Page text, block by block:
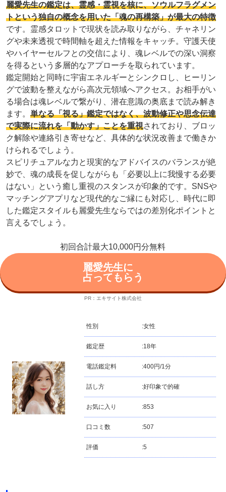
麗愛先生の鑑定は、霊感・霊視を核に、ソウルフラグメン
トという独自の概念を用いた「魂の再構築」が最大の特徴
です。霊感タロットで現状を読み取りながら、チャネリン
グや未来透視で時間軸を超えた情報をキャッチ。守護天使
やハイヤーセルフとの交信により、魂レベルでの深い洞察
を得るという多層的なアプローチを取られています。
鑑定開始と同時に宇宙エネルギーとシンクロし、ヒーリン
グで波動を整えながら高次元領域へアクセス。お相手がい
る場合は魂レベルで繋がり、潜在意識の奥底まで読み解き
ます。 単なる「視る」鑑定ではなく、波動修正や思念伝達
で実際に流れを「動かす」ことを重視されており、ブロッ
ク解除や連絡引き寄せなど、具体的な状況改善まで働きか
けられるでしょう。
スピリチュアルな力と現実的なアドバイスのバランスが絶
妙で、魂の成長を促しながらも「必要以上に我慢する必要
はない」という癒し重視のスタンスが印象的です。SNSや
マッチングアプリなど現代的なご縁にも対応し、時代に即
した鑑定スタイルも麗愛先生ならではの差別化ポイントと
言えるでしょう。
初回合計最大10,000円分無料
麗愛先生に
占ってもらう
PR：エキサイト株式会社
性別 :女性
鑑定歴 :18年
電話鑑定料 :400円/1分
話し方 :好印象で的確
お気に入り :853
口コミ数 :507
評価 :5